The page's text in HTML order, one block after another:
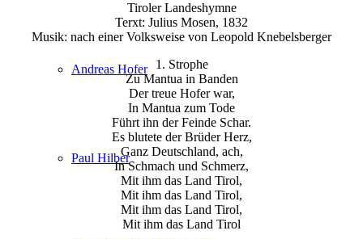
Andreas Hofer
Paul Hilber
Tiroler Landeshymne
Terxt: Julius Mosen, 1832
Musik: nach einer Volksweise von Leopold Knebelsberger
1. Strophe
Zu Mantua in Banden
Der treue Hofer war,
In Mantua zum Tode
Führt ihn der Feinde Schar.
Es blutete der Brüder Herz,
Ganz Deutschland, ach,
In Schmach und Schmerz,
Mit ihm das Land Tirol,
Mit ihm das Land Tirol,
Mit ihm das Land Tirol,
Mit ihm das Land Tirol